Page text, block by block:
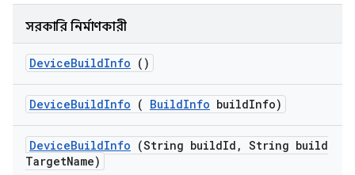
সরকারি নির্মাণকারী
DeviceBuildInfo ()
DeviceBuildInfo ( BuildInfo buildInfo)
DeviceBuildInfo (String buildId , String build
TargetName)